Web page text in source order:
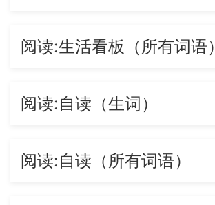
阅读:生活看板（所有词语）
阅读:自读（生词）
阅读:自读（所有词语）